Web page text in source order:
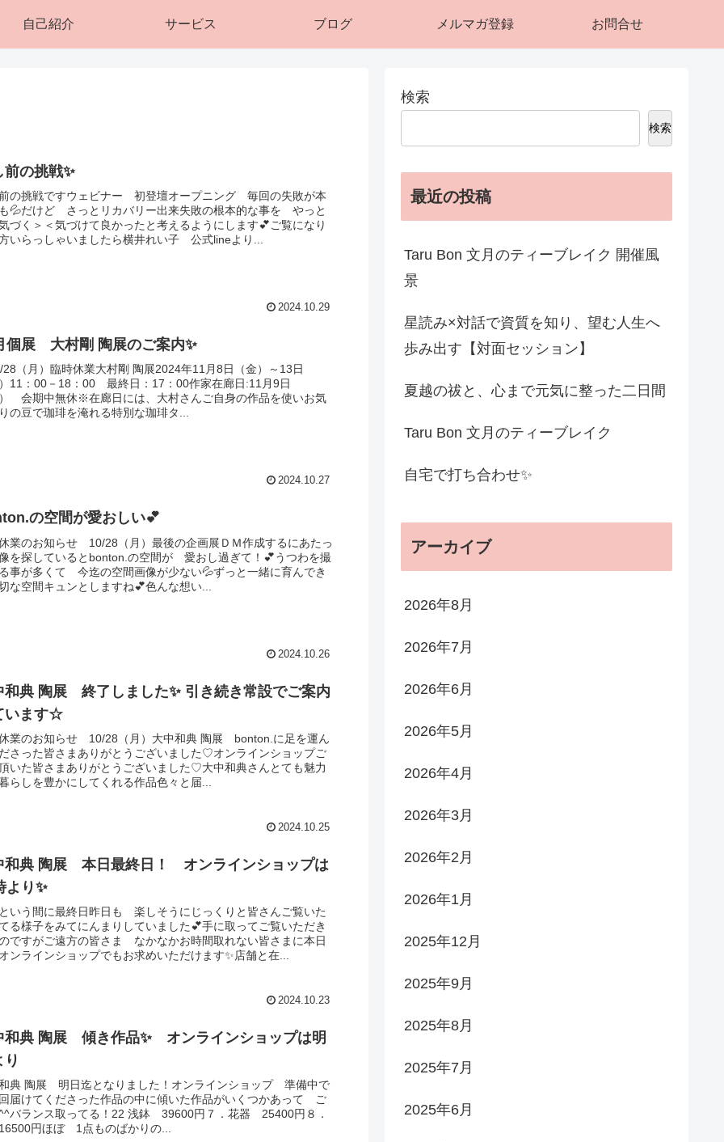
自己紹介 サービス ブログ メルマガ登録 お問合せ
前の挑戦✨
の挑戦ですウェビナー 初登壇オープニング 毎回の失敗が本
💦だけど さっとリカバリー出来失敗の根本的な事を やっと
づく＞＜気づけて良かったと考えるようにします💕ご覧になり
いらっしゃいましたら横井れい子 公式lineより...
2024.10.29
個展 大村剛 陶展のご案内✨
28（月）臨時休業大村剛 陶展2024年11月8日（金）～13日
11：00－18：00 最終日：17：00作家在廊日:11月9日
会期中無休※在廊日には、大村さんご自身の作品を使いお気
の豆で珈琲を淹れる特別な珈琲タ...
2024.10.27
の空間が愛おしい💕
業のお知らせ 10/28（月）最後の企画展ＤＭ作成するにあたっ
を探しているとbonton.の空間が 愛おし過ぎて！💕うつわを撮
事が多くて 今迄の空間画像が少ない💦ずっと一緒に育んでき
な空間キュンとしますね💕色んな想い...
2024.10.26
和典 陶展 終了しました✨ 引き続き常設でご案内
います☆
業のお知らせ 10/28（月）大中和典 陶展 bonton.に足を運ん
さった皆さまありがとうございました♡オンラインショップご
いた皆さまありがとうございました♡大中和典さんとても魅力
らしを豊かにしてくれる作品色々と届...
2024.10.25
和典 陶展 本日最終日！ オンラインショップは
より✨
いう間に最終日昨日も 楽しそうにじっくりと皆さんご覧いた
る様子をみてにんまりしていました💕手に取ってご覧いただき
ですがご遠方の皆さま なかなかお時間取れない皆さまに本日
ンラインショップでもお求めいただけます✨店舗と在...
2024.10.23
和典 陶展 傾き作品✨ オンラインショップは明
り
典 陶展 明日迄となりました！オンラインショップ 準備中で
届けてくださった作品の中に傾いた作品がいくつかあって ご
バランス取ってる！22 浅鉢 39600円７．花器 25400円８．
円ほぼ 1点ものばかりの...
検索
検索
最近の投稿
Taru Bon 文月のティーブレイク 開催風
景
星読み×対話で資質を知り、望む人生へ
歩み出す【対面セッション】
夏越の祓と、心まで元気に整った二日間
Taru Bon 文月のティーブレイク
自宅で打ち合わせ✨
アーカイブ
2026年8月
2026年7月
2026年6月
2026年5月
2026年4月
2026年3月
2026年2月
2026年1月
2025年12月
2025年9月
2025年8月
2025年7月
2025年6月